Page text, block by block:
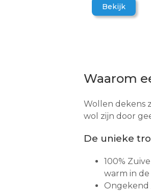
Bekijk
Waarom
Wollen dekens
wol zijn door
De unieke
100%
warm in
Ongekend